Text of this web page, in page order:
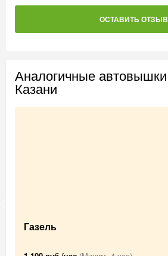
ОСТАВИТЬ ОТЗЫВ
Аналогичные
Казани
Газель